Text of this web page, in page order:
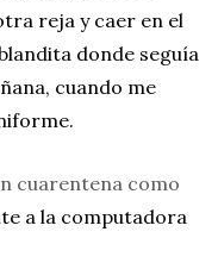
reja y caer en el
donde seguía
cuando me
cuarentena como
a la computadora